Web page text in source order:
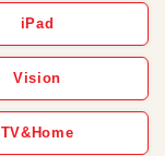
iPad
Vision
TV&Home